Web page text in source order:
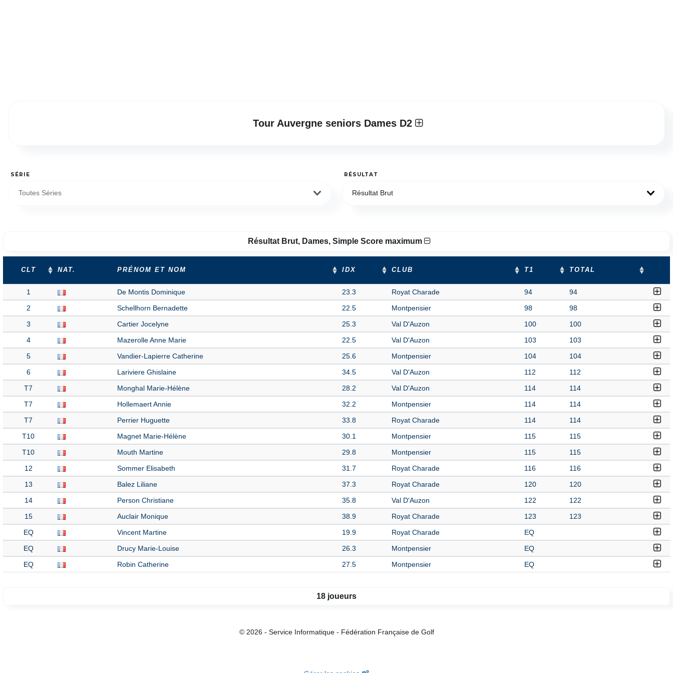
Tour Auvergne seniors Dames D2
SÉRIE
Toutes Séries
RÉSULTAT
Résultat Brut
Résultat Brut, Dames, Simple Score maximum
CLT NAT. PRÉNOM ET NOM IDX CLUB T1 TOTAL
1 De Montis Dominique 23.3 Royat Charade 94
94
2
Schellhorn Bernadette 22.5 Montpensier 98
98
3
Cartier Jocelyne 25.3 Val D'Auzon 100
100
4
Mazerolle Anne Marie 22.5 Val D'Auzon 103
103
5
Vandier-Lapierre Catherine 25.6 Montpensier 104
104
6
Lariviere Ghislaine 34.5 Val D'Auzon 112
112
T7
Monghal Marie-Hélène 28.2 Val D'Auzon 114
114
T7
Hollemaert Annie 32.2 Montpensier 114
114
T7
Perrier Huguette 33.8 Royat Charade 114
114
T10
Magnet Marie-Hélène 30.1 Montpensier 115
115
T10
Mouth Martine 29.8 Montpensier 115
115
12
Sommer Elisabeth 31.7 Royat Charade 116
116
13
Balez Liliane 37.3 Royat Charade 120
120
14
Person Christiane 35.8 Val D'Auzon 122
122
15
Auclair Monique 38.9 Royat Charade 123
123
EQ
Vincent Martine 19.9 Royat Charade
EQ
EQ
Drucy Marie-Louise 26.3 Montpensier
EQ
EQ
Robin Catherine 27.5 Montpensier EQ
18 joueurs
© 2026 - Service Informatique - Fédération Française de Golf